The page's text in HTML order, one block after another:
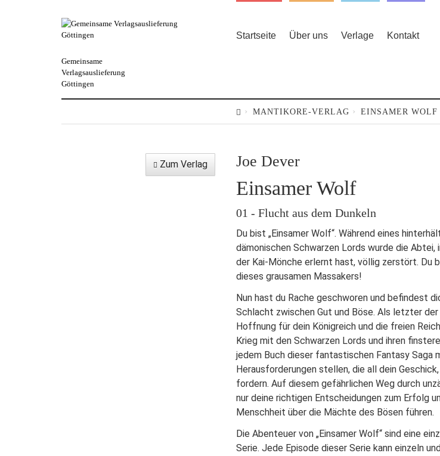
Gemeinsame
Verlagsauslieferung
Göttingen
Startseite Über uns Verlage Kontakt
MANTIKORE-VERLAG EINSAMER WOLF
Zum Verlag Joe Dever
Einsamer Wolf
01 - Flucht aus dem Dunkeln
Du bist „Einsamer Wolf“. Während eines
dämonischen Schwarzen Lords wurde die Abtei,
der Kai-Mönche erlernt hast, völlig zerstört. Du
dieses grausamen Massakers!
Nun hast du Rache geschworen und befindest
Schlacht zwischen Gut und Böse. Als letzter der
Hoffnung für dein Königreich und die freien
Krieg mit den Schwarzen Lords und ihren
jedem Buch dieser fantastischen Fantasy Saga
Herausforderungen stellen, die all dein
fordern. Auf diesem gefährlichen Weg durch
nur deine richtigen Entscheidungen zum Erfolg
Menschheit über die Mächte des Bösen führen.
Die Abenteuer von „Einsamer Wolf“ sind eine
Serie. Jede Episode dieser Serie kann einzeln